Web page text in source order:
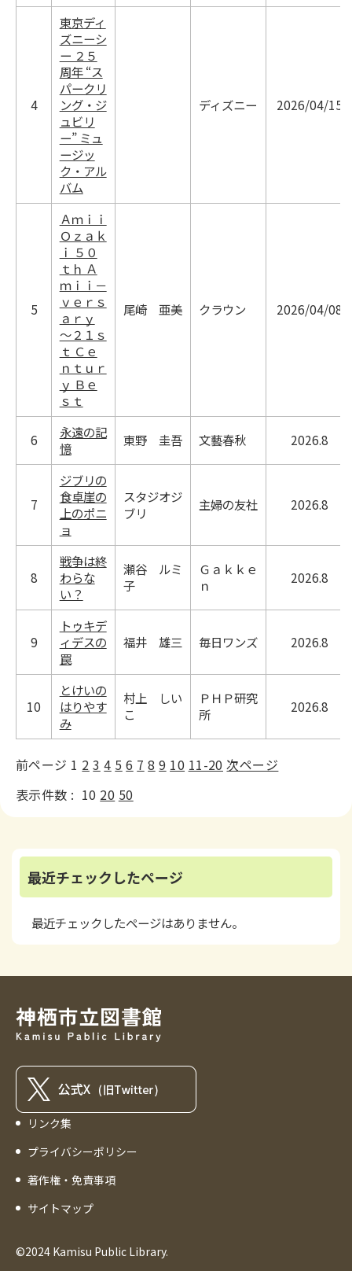
4
東京ディ
ズニーシ
ー ２５
周年 “ス
パークリ
ング・ジ
ュビリ
ー” ミュ
ージッ
ク・アル
バム
ディズニー 2026/04/15
5
Ａｍｉｉ
Ｏｚａｋ
ｉ ５０
ｔｈ Ａ
ｍｉｉ－
ｖｅｒｓ
ａｒｙ
～２１ｓ
ｔ Ｃｅ
ｎｔｕｒ
ｙ Ｂｅ
ｓｔ
尾崎 亜美 クラウン 2026/04/08
6
永遠の記
憶
東野 圭吾 文藝春秋 2026.8
7
ジブリの
食卓崖の
上のポニ
ョ
スタジオジ
ブリ
主婦の友社 2026.8
8
戦争は終
わらな
い？
瀬谷 ルミ
子
Ｇａｋｋｅ
ｎ
2026.8
9
トゥキデ
ィデスの
罠
福井 雄三 毎日ワンズ 2026.8
10
とけいの
はりやす
み
村上 しい
こ
ＰＨＰ研究
所
2026.8
前ページ 1 2 3 4 5 6 7 8 9 10 11-20 次ページ
表示件数 : 10 20 50
最近チェックしたページ
最近チェックしたページはありません。
リンク集
プライバシーポリシー
著作権・免責事項
サイトマップ
©2024 Kamisu Public Library.